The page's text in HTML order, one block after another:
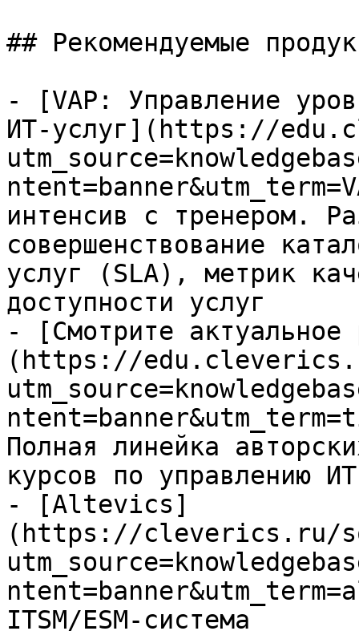
## Рекомендуемые
- [VAP: Управление
ИТ-услуг](https://
интенсив с тренером.
совершенствование
услуг (SLA), метрик
доступности услуг
- [Смотрите актуальное
(https://
Полная линейка
курсов по управлению ИТ
- [Altevics]
(https://cleverics.ru/
ITSM/ESM-система